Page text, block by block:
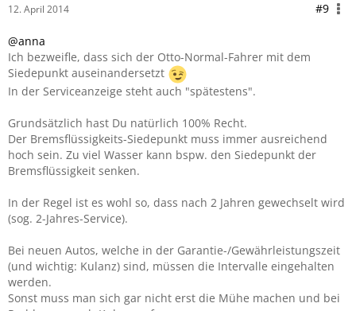
12. April 2014 #9
@anna
Ich bezweifle, dass sich der Otto-Normal-Fahrer mit dem
Siedepunkt auseinandersetzt
In der Serviceanzeige steht auch "spätestens".
Grundsätzlich hast Du natürlich 100% Recht.
Der Bremsflüssigkeits-Siedepunkt muss immer ausreichend
hoch sein. Zu viel Wasser kann bspw. den Siedepunkt der
Bremsflüssigkeit senken.
In der Regel ist es wohl so, dass nach 2 Jahren gewechselt wird
(sog. 2-Jahres-Service).
Bei neuen Autos, welche in der Garantie-/Gewährleistungszeit
(und wichtig: Kulanz) sind, müssen die Intervalle eingehalten
werden.
Sonst muss man sich gar nicht erst die Mühe machen und bei